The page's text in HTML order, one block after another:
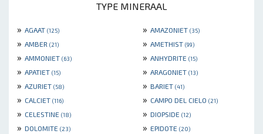
TYPE MINERAAL
» AGAAT (125) » AMAZONIET (35)
» AMBER (21) » AMETHIST (99)
» AMMONIET (63) » ANHYDRITE (15)
» APATIET (15) » ARAGONIET (13)
» AZURIET (58) » BARIET (41)
» CALCIET (116) » CAMPO DEL CIELO (21)
» CELESTINE (18) » DIOPSIDE (12)
» DOLOMITE (23) » EPIDOTE (20)